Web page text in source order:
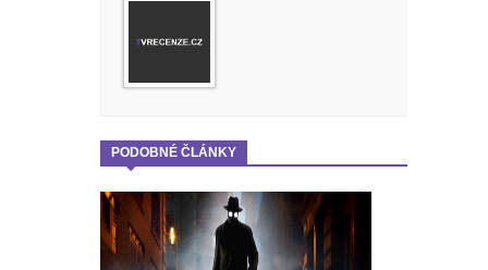
PODOBNÉ ČLÁNKY